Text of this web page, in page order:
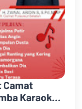
Camat
Karaoke